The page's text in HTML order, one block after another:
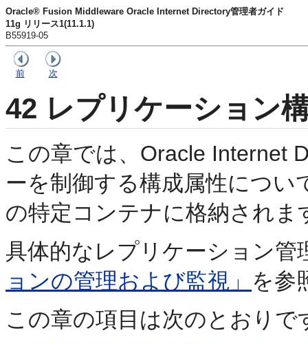
Oracle® Fusion Middleware Oracle Internet Directory管理者ガイド
11g リリース1(11.1.1)
B55919-05
前 次
42 レプリケーション
この章では、Oracle Internet
ーを制御する構成属性につい
の特定コンテナに格納されま
具体的なレプリケーション管
ョンの管理および監視」 を参
この章の項目は次のとおりで